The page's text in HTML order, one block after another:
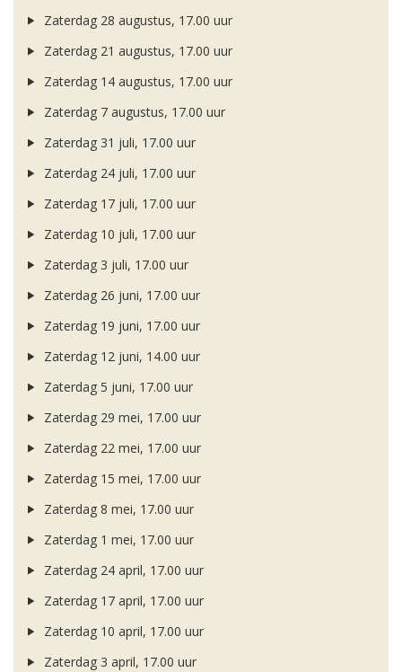
Zaterdag 28 augustus, 17.00 uur
Zaterdag 21 augustus, 17.00 uur
Zaterdag 14 augustus, 17.00 uur
Zaterdag 7 augustus, 17.00 uur
Zaterdag 31 juli, 17.00 uur
Zaterdag 24 juli, 17.00 uur
Zaterdag 17 juli, 17.00 uur
Zaterdag 10 juli, 17.00 uur
Zaterdag 3 juli, 17.00 uur
Zaterdag 26 juni, 17.00 uur
Zaterdag 19 juni, 17.00 uur
Zaterdag 12 juni, 14.00 uur
Zaterdag 5 juni, 17.00 uur
Zaterdag 29 mei, 17.00 uur
Zaterdag 22 mei, 17.00 uur
Zaterdag 15 mei, 17.00 uur
Zaterdag 8 mei, 17.00 uur
Zaterdag 1 mei, 17.00 uur
Zaterdag 24 april, 17.00 uur
Zaterdag 17 april, 17.00 uur
Zaterdag 10 april, 17.00 uur
Zaterdag 3 april, 17.00 uur